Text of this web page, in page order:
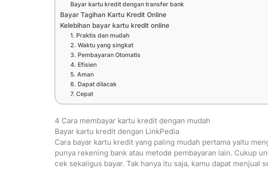
Bayar kartu kredit dengan transfer bank
Bayar Tagihan Kartu Kredit Online
Kelebihan bayar kartu kredit online
1. Praktis dan mudah
2. Waktu yang singkat
3. Pembayaran Otomatis
4. Efisien
5. Aman
6. Dapat dilacak
7. Cepat
4 Cara membayar kartu kredit dengan mudah
Bayar kartu kredit dengan LinkPedia
Cara bayar kartu kredit yang paling mudah pertama yaitu
punya rekening bank atau metode pembayaran lain. Cukup
cek sekaligus bayar. Tak hanya itu saja, kamu dapat menjual